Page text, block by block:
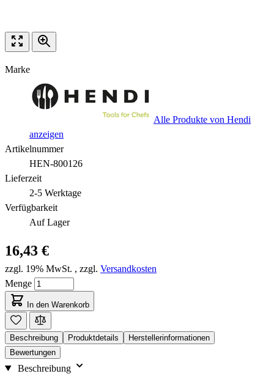
Marke
Alle Produkte von Hendi
anzeigen
Artikelnummer
HEN-800126
Lieferzeit
2-5 Werktage
Verfügbarkeit
Auf Lager
16,43 €
zzgl. 19% MwSt. , zzgl. Versandkosten
Menge
In den Warenkorb
Beschreibung Produktdetails
Herstellerinformationen
Bewertungen
Beschreibung